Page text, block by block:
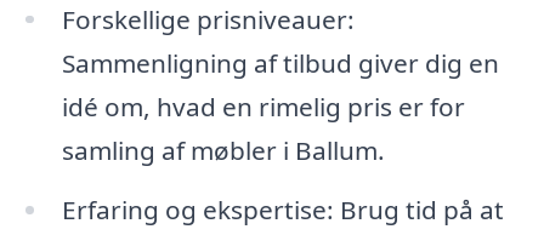
Forskellige prisniveauer:
Sammenligning af tilbud giver dig en
idé om, hvad en rimelig pris er for
samling af møbler i Ballum.
Erfaring og ekspertise: Brug tid på at